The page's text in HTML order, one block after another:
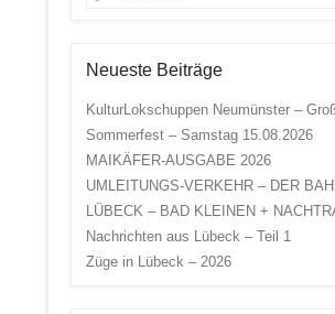
Neueste Beiträge
KulturLokschuppen Neumünster –
Sommerfest – Samstag 15.08.2026
MAIKÄFER-AUSGABE 2026
UMLEITUNGS-VERKEHR – DER
LÜBECK – BAD KLEINEN +
Nachrichten aus Lübeck – Teil 1
Züge in Lübeck – 2026